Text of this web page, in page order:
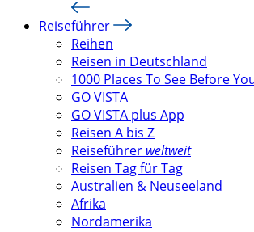
Reiseführer
Reihen
Reisen in Deutschland
1000 Places To See Before
GO VISTA
GO VISTA plus App
Reisen A bis Z
Reiseführer weltweit
Reisen Tag für Tag
Australien & Neuseeland
Afrika
Nordamerika